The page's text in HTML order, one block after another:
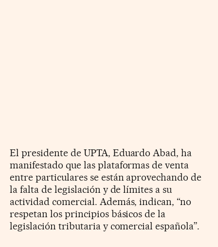
El presidente de UPTA, Eduardo Abad, ha
manifestado que las plataformas de venta
entre particulares se están aprovechando de
la falta de legislación y de límites a su
actividad comercial. Además, indican, “no
respetan los principios básicos de la
legislación tributaria y comercial española”.